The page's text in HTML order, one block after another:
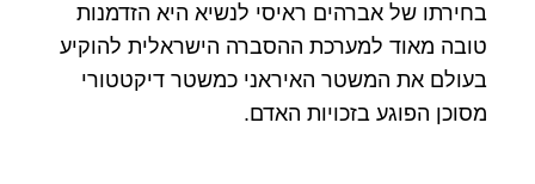
בחירתו של אברהים ראיסי לנשיא היא הזדמנות
טובה מאוד למערכת ההסברה הישראלית להוקיע
בעולם את המשטר האיראני כמשטר דיקטטורי
מסוכן הפוגע בזכויות האדם.